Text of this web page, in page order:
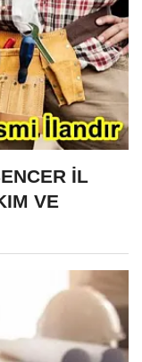
İL
VE